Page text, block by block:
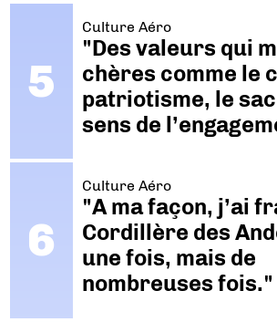
Culture Aéro
"Des valeurs qui
chères comme le
patriotisme, le
sens de
Culture Aéro
"A ma façon, j’ai
Cordillère des
une fois, mais de
nombreuses fois."